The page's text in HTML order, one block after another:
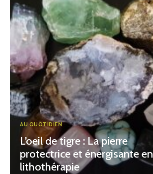
AU QUOTIDIEN
L’oeil de tigre : La pierre
protectrice et énergisante en
lithothérapie